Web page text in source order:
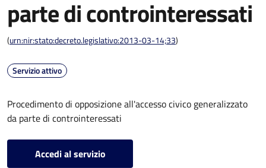
parte di controinteressati
(urn:nir:stato:decreto.legislativo:2013-03-14;33)
Servizio attivo
Procedimento di opposizione all'accesso civico generalizzato
da parte di controinteressati
Accedi al servizio